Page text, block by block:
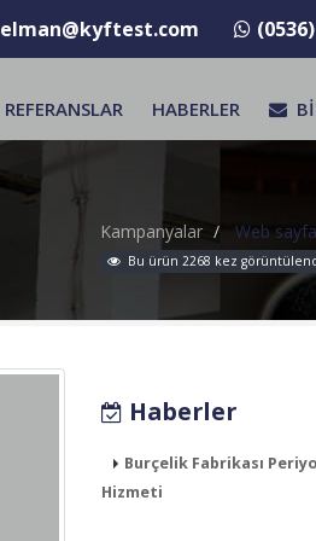
REFERANSLAR HABERLER
Kampanyalar Web
Bu ürün 2268 kez
Haberler
Burçelik Fabrikası
Hizmeti